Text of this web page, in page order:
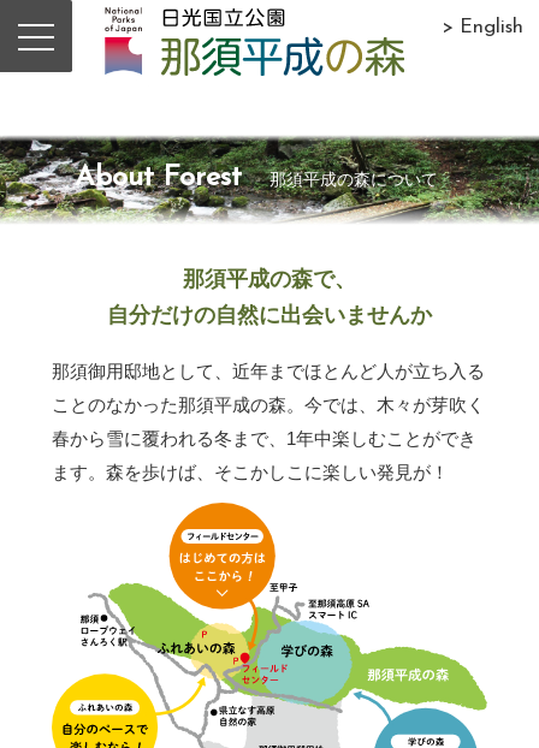
> English
About Forest 那須平成の森について
那須平成の森で、
自分だけの自然に出会いませんか
那須御用邸地として、近年までほとんど人が立ち入る
ことのなかった那須平成の森。今では、木々が芽吹く
春から雪に覆われる冬まで、1年中楽しむことができ
ます。森を歩けば、そこかしこに楽しい発見が！